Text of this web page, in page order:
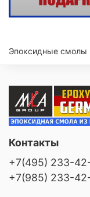
Эпоксидные смолы
Контакты
+7(495) 233-
+7(985) 233-